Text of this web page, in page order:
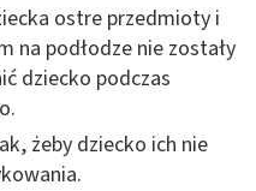
ostre przedmioty i
na podłodze nie zostały
dziecko podczas
żeby dziecko ich nie